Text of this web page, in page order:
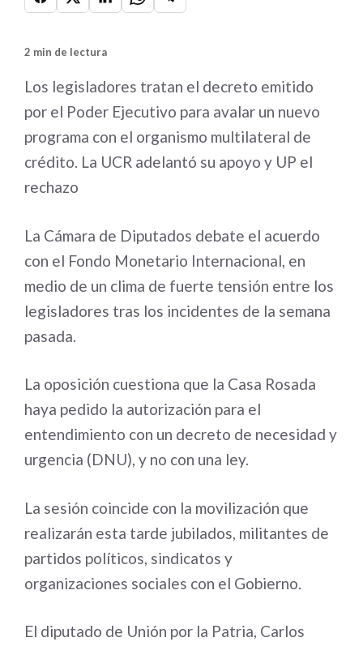
2 min de lectura
Los legisladores tratan el decreto emitido
por el Poder Ejecutivo para avalar un nuevo
programa con el organismo multilateral de
crédito. La UCR adelantó su apoyo y UP el
rechazo
La Cámara de Diputados debate el acuerdo
con el Fondo Monetario Internacional, en
medio de un clima de fuerte tensión entre los
legisladores tras los incidentes de la semana
pasada.
La oposición cuestiona que la Casa Rosada
haya pedido la autorización para el
entendimiento con un decreto de necesidad y
urgencia (DNU), y no con una ley.
La sesión coincide con la movilización que
realizarán esta tarde jubilados, militantes de
partidos políticos, sindicatos y
organizaciones sociales con el Gobierno.
El diputado de Unión por la Patria, Carlos